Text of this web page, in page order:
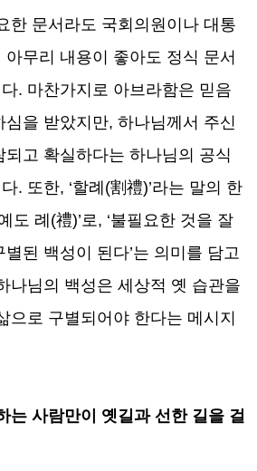
한 문서라도 국회의원이나 대통
무리 내용이 좋아도 정식 문서
. 마찬가지로 아브라함은 믿음
심을 받았지만, 하나님께서 주신
고 확실하다는 하나님의 공식
. 또한, ‘할례 (割禮)’라는 말의 한
도 례 (禮)’로, ‘불필요한 것을 잘
별된 백성이 된다’는 의미를 담고
나님의 백성은 세상적 옛 습관을
으로 구별되어야 한다는 메시지
는 사람만이 옛길과 선한 길을 걸